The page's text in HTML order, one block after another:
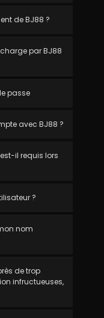
de BJ88 ?
par BJ88
passe
avec BJ88 ?
il requis lors
?
nom
de trop
infructueuses,